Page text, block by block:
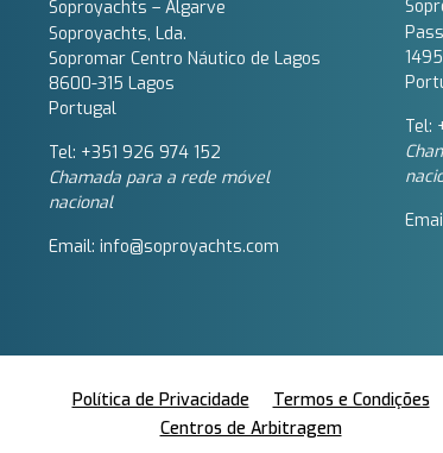
Soproyachts – Algarve
Soproyachts, Lda.
Sopromar Centro Náutico de Lagos
8600-315 Lagos
Portugal
Tel: +351 926 974 152
Chamada para a rede móvel
nacional
Email: info@soproyachts.com
Tel:
Política de Privacidade
Termos e Condições
Centros de Arbitragem